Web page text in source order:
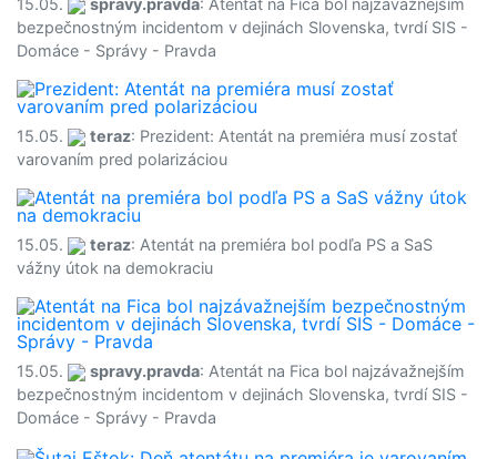
15.05. spravy.pravda: Atentát na Fica bol najzávažnejším
bezpečnostným incidentom v dejinách Slovenska, tvrdí SIS -
Domáce - Správy - Pravda
15.05. teraz: Prezident: Atentát na premiéra musí zostať
varovaním pred polarizáciou
15.05. teraz: Atentát na premiéra bol podľa PS a SaS
vážny útok na demokraciu
15.05. spravy.pravda: Atentát na Fica bol najzávažnejším
bezpečnostným incidentom v dejinách Slovenska, tvrdí SIS -
Domáce - Správy - Pravda